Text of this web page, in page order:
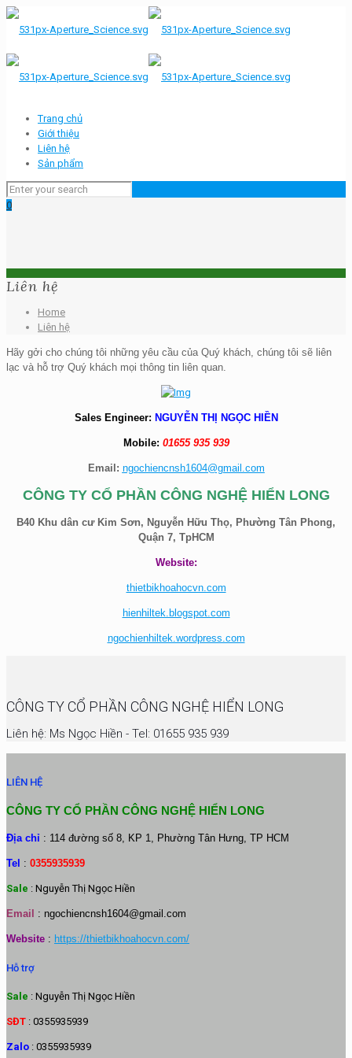
Trang chủ
Giới thiệu
Liên hệ
Sản phẩm
0
Liên hệ
Home
Liên hệ
Hãy gởi cho chúng tôi những yêu cầu của Quý khách, chúng tôi sẽ liên
lạc và hỗ trợ Quý khách mọi thông tin liên quan.
Sales Engineer: NGUYỄN THỊ NGỌC HIỀN
Mobile: 01655 935 939
Email: ngochiencnsh1604@gmail.com
CÔNG TY CỔ PHẦN CÔNG NGHỆ HIỂN LONG
B40 Khu dân cư Kim Sơn, Nguyễn Hữu Thọ, Phường Tân Phong,
Quận 7, TpHCM
Website:
thietbikhoahocvn.com
hienhiltek.blogspot.com
ngochienhiltek.wordpress.com
CÔNG TY CỔ PHẦN CÔNG NGHỆ HIỂN LONG
Liên hệ: Ms Ngọc Hiền - Tel: 01655 935 939
LIÊN HỆ
CÔNG TY CỔ PHẦN CÔNG NGHỆ HIỂN LONG
Địa chỉ : 114 đường số 8, KP 1, Phường Tân Hưng, TP HCM
Tel : 0355935939
Sale : Nguyễn Thị Ngọc Hiền
Email : ngochiencnsh1604@gmail.com
Website : https://thietbikhoahocvn.com/
Hỗ trợ
Sale : Nguyễn Thị Ngọc Hiền
SĐT : 0355935939
Zalo : 0355935939